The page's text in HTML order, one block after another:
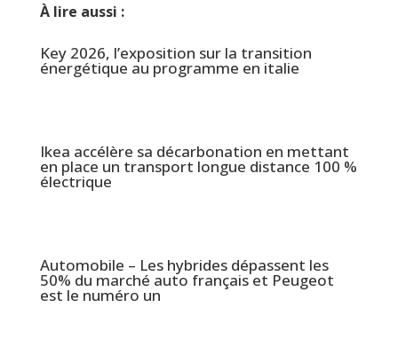
À lire aussi :
Key 2026, l’exposition sur la transition
énergétique au programme en italie
Ikea accélère sa décarbonation en mettant
en place un transport longue distance 100 %
électrique
Automobile – Les hybrides dépassent les
50% du marché auto français et Peugeot
est le numéro un